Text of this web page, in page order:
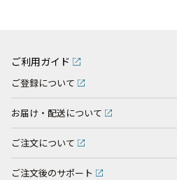
ご利用ガイド
ご登録について
お届け・配送について
ご注文について
ご注文後のサポート